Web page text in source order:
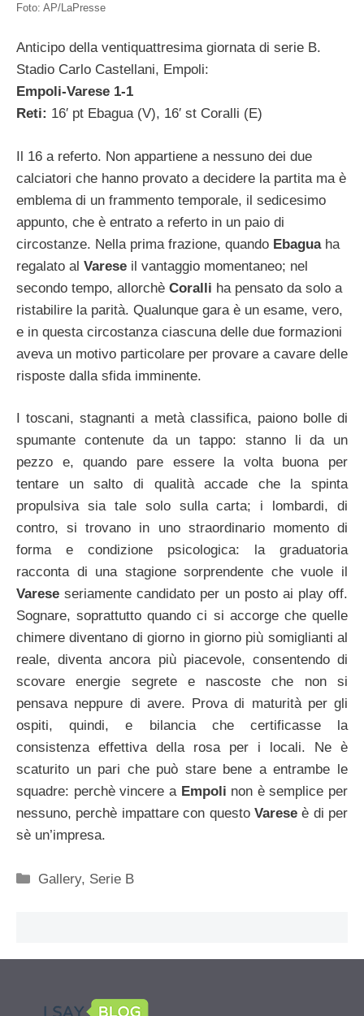
Foto: AP/LaPresse
Anticipo della ventiquattresima giornata di serie B.
Stadio Carlo Castellani, Empoli:
Empoli-Varese 1-1
Reti: 16′ pt Ebagua (V), 16′ st Coralli (E)
Il 16 a referto. Non appartiene a nessuno dei due
calciatori che hanno provato a decidere la partita ma è
emblema di un frammento temporale, il sedicesimo
appunto, che è entrato a referto in un paio di
circostanze. Nella prima frazione, quando Ebagua ha
regalato al Varese il vantaggio momentaneo; nel
secondo tempo, allorchè Coralli ha pensato da solo a
ristabilire la parità. Qualunque gara è un esame, vero,
e in questa circostanza ciascuna delle due formazioni
aveva un motivo particolare per provare a cavare delle
risposte dalla sfida imminente.
I toscani, stagnanti a metà classifica, paiono bolle di
spumante contenute da un tappo: stanno li da un
pezzo e, quando pare essere la volta buona per
tentare un salto di qualità accade che la spinta
propulsiva sia tale solo sulla carta; i lombardi, di
contro, si trovano in uno straordinario momento di
forma e condizione psicologica: la graduatoria
racconta di una stagione sorprendente che vuole il
Vareseseriamente candidato per un posto ai play off.
Sognare, soprattutto quando ci si accorge che quelle
chimere diventano di giorno in giorno più somiglianti al
reale, diventa ancora più piacevole, consentendo di
scovare energie segrete e nascoste che non si
pensava neppure di avere. Prova di maturità per gli
ospiti, quindi, e bilancia che certificasse la
consistenza effettiva della rosa per i locali. Ne è
scaturito un pari che può stare bene a entrambe le
squadre: perchè vincere a Empoli non è semplice per
nessuno, perchè impattare con questo Vareseè di per
sè un’impresa.
Categorie
Gallery, Serie B